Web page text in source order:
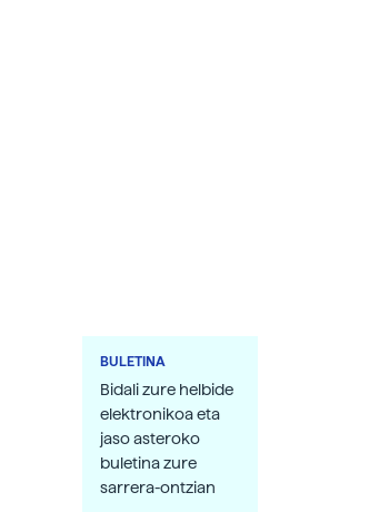
BULETINA
Bidali zure helbide
elektronikoa eta
jaso asteroko
buletina zure
sarrera-ontzian